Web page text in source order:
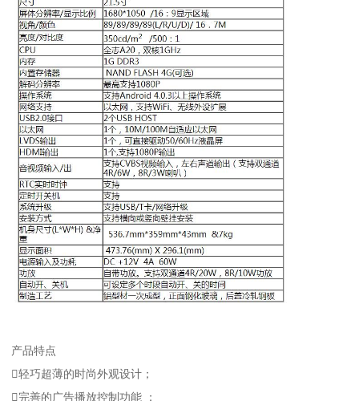
产品特点
轻巧超薄的时尚外观设计；
完善的广告播放控制功能 ；